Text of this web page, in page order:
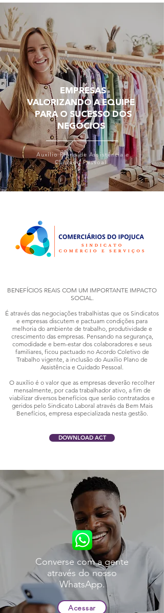
EMPRESAS
VALORIZANDO A EQUIPE
PARA O SUCESSO DOS
NEGÓCIOS
Auxílio Plano de Assistência e
Cuidado Pessoal
BENEFÍCIOS REAIS COM UM IMPORTANTE IMPACTO
SOCIAL.
É através das negociações trabalhistas que os Sindicatos
e empresas discutem e pactuam condições para
melhoria do ambiente de trabalho, produtividade e
crescimento das empresas. Pensando na segurança,
comodidade e bem-estar dos colaboradores e seus
familiares, ficou pactuado no Acordo Coletivo de
Trabalho vigente, a inclusão do Auxílio Plano de
Assistência e Cuidado Pessoal.
O auxílio é o valor que as empresas deverão recolher
mensalmente, por cada trabalhador ativo, a fim de
viabilizar diversos benefícios que serão contratados e
geridos pelo Sindicato Laboral através da Bem Mais
Benefícios, empresa especializada nesta gestão.
DOWNLOAD ACT
Converse com a gente
através do nosso
WhatsApp.
Acessar